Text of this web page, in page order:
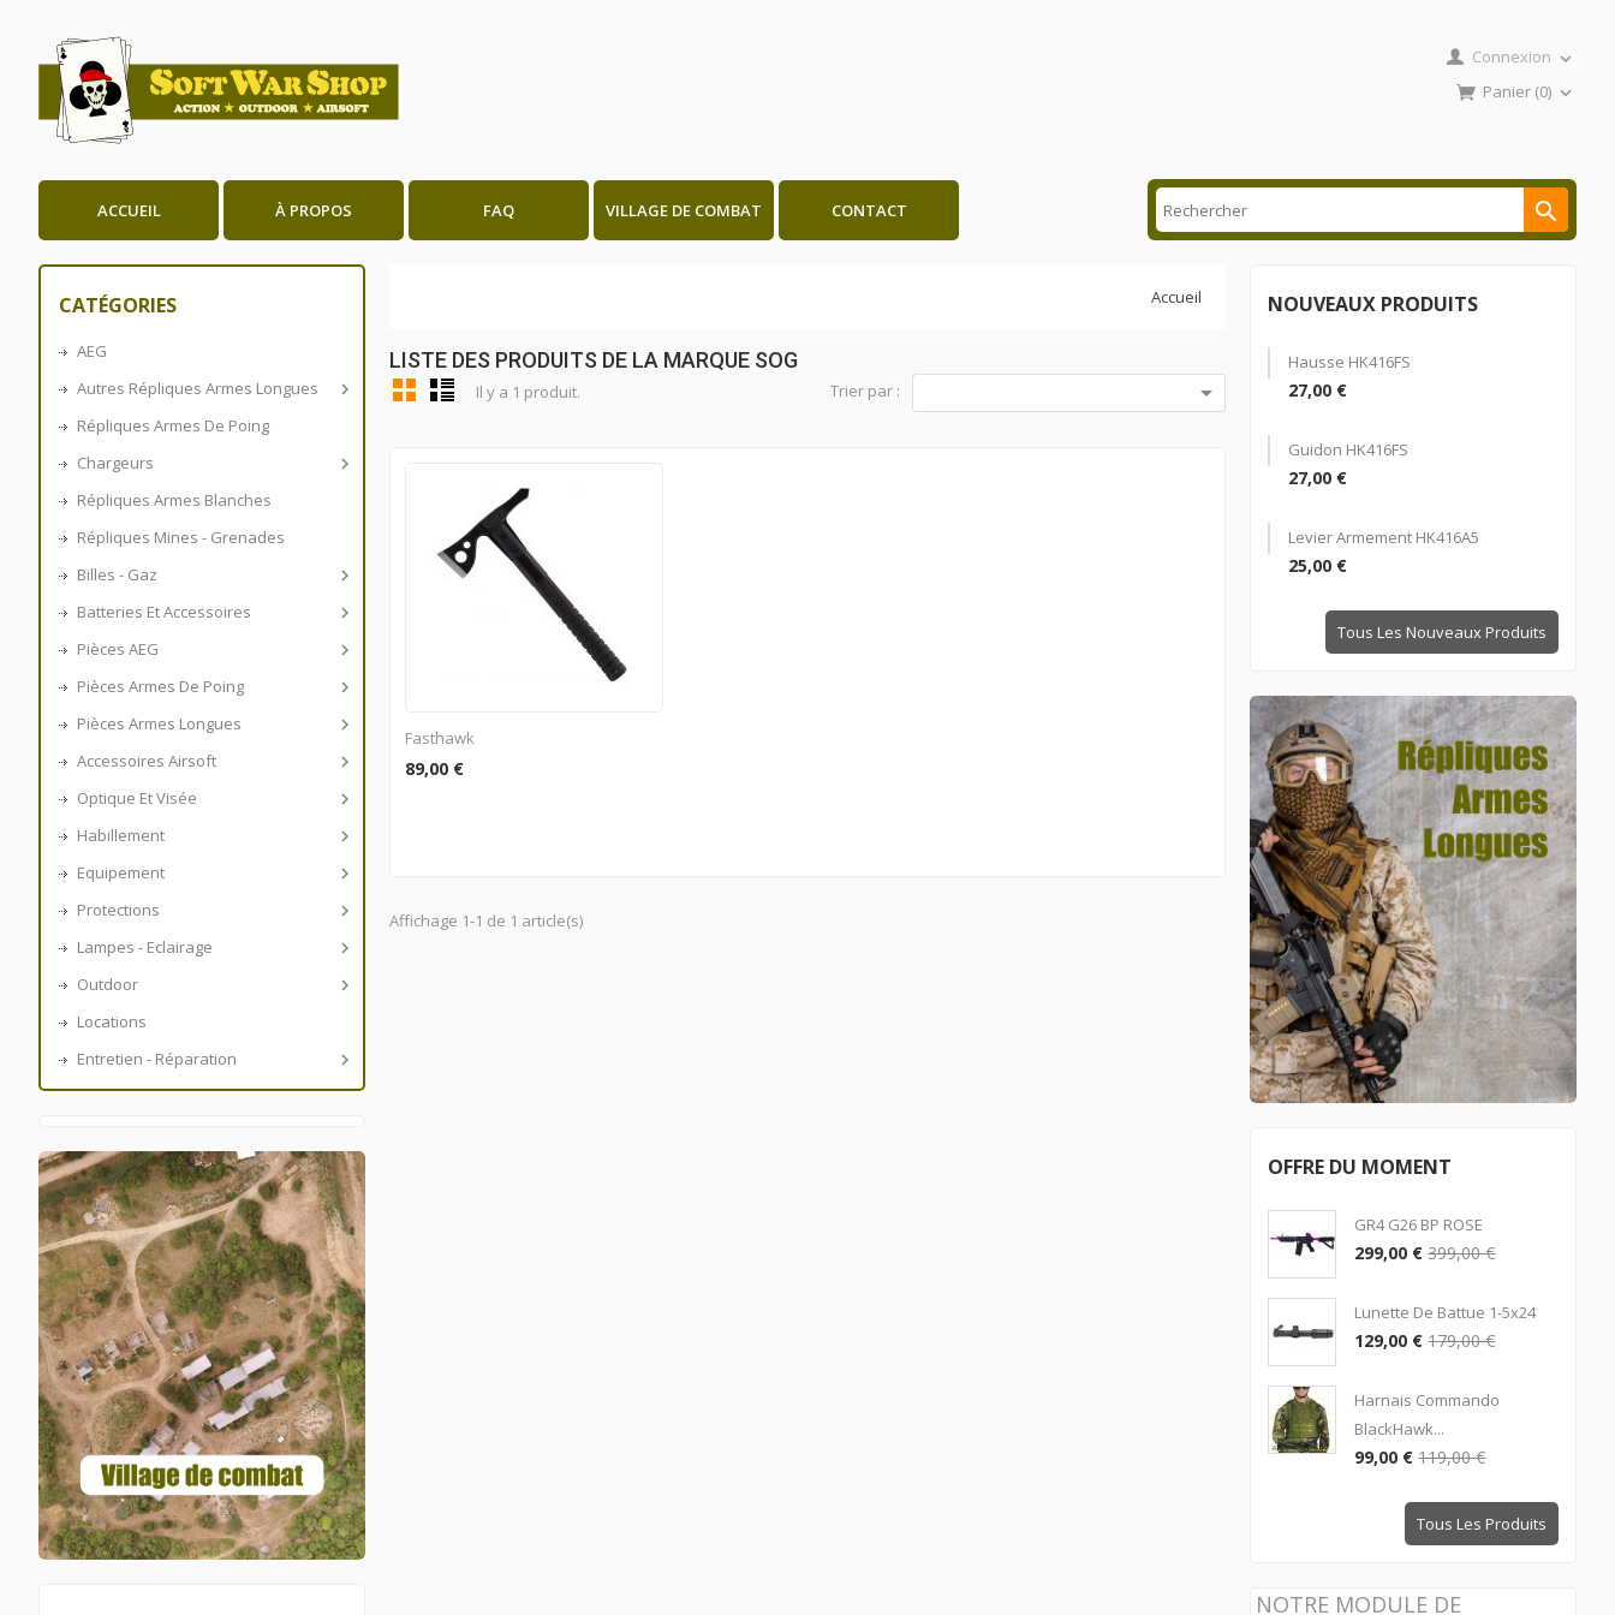
Connexion 
Panier (0) 
ACCUEIL À PROPOS FAQ VILLAGE DE COMBAT CONTACT 
CATÉGORIES
AEG

Autres Répliques Armes Longues
Répliques Armes De Poing

Chargeurs
Répliques Armes Blanches
Répliques Mines - Grenades

Billes - Gaz

Batteries Et Accessoires

Pièces AEG

Pièces Armes De Poing

Pièces Armes Longues

Accessoires Airsoft

Optique Et Visée

Habillement

Equipement

Protections

Lampes - Eclairage

Outdoor
Locations

Entretien - Réparation
Accueil
LISTE DES PRODUITS DE LA MARQUE SOG
Il y a 1 produit. Trier par : 
Fasthawk
89,00 €
Affichage 1-1 de 1 article(s)
NOUVEAUX PRODUITS
Hausse HK416FS
27,00 €
Guidon HK416FS
27,00 €
Levier Armement HK416A5
25,00 €
Tous Les Nouveaux Produits
OFFRE DU MOMENT
GR4 G26 BP ROSE
299,00 € 399,00 €
Lunette De Battue 1-5x24
129,00 € 179,00 €
Harnais Commando
BlackHawk...
99,00 € 119,00 €
Tous Les Produits
NOTRE MODULE DE